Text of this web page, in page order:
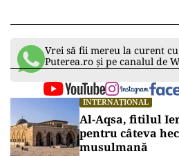
Vrei să fii mereu la curent
Puterea.ro și pe canalul de
INTERNAȚIONAL
Al-Aqsa, fitilul
pentru câteva
musulmană